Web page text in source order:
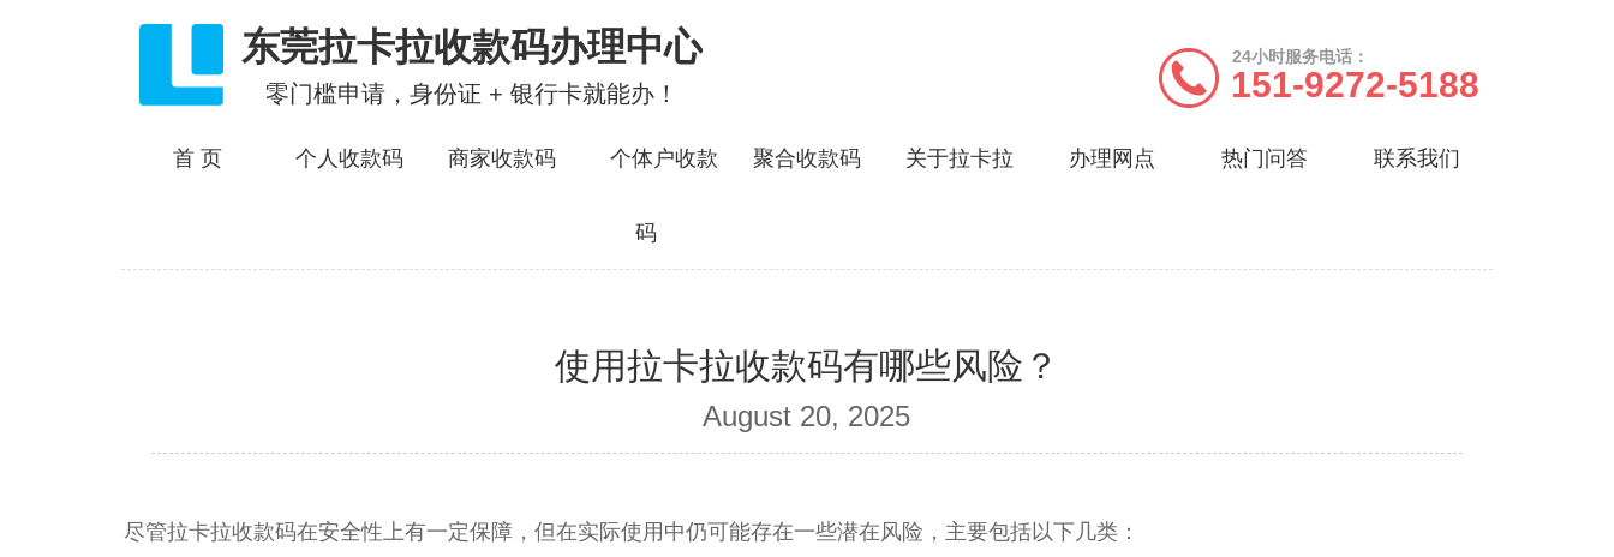
东莞拉卡拉收款码办理中心
零门槛申请，身份证 + 银行卡就能办！
24小时服务电话：
151-9272-5188
首 页 个人收款码 商家收款码 个体户收款
码
聚合收款码 关于拉卡拉 办理网点 热门问答 联系我们
使用拉卡拉收款码有哪些风险？
August 20, 2025
尽管拉卡拉收款码在安全性上有一定保障，但在实际使用中仍可能存在一些潜在风险，主要包括以下几类：